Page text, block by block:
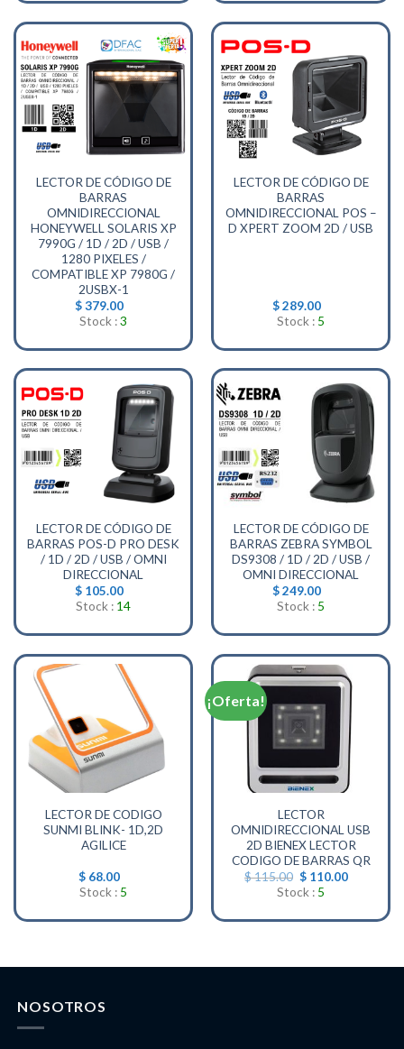
LECTOR DE CÓDIGO DE
BARRAS
OMNIDIRECCIONAL
HONEYWELL SOLARIS XP
7990G / 1D / 2D / USB /
1280 PIXELES /
COMPATIBLE XP 7980G /
2USBX-1
$379.00
Stock :3
LECTOR DE CÓDIGO DE
BARRAS
OMNIDIRECCIONAL POS –
D XPERT ZOOM 2D / USB
$289.00
Stock : 5
LECTOR DE CÓDIGO DE
BARRAS POS-D PRO DESK
/ 1D / 2D / USB / OMNI
DIRECCIONAL
$105.00
Stock : 14
LECTOR DE CÓDIGO DE
BARRAS ZEBRA SYMBOL
DS9308 / 1D / 2D / USB /
OMNI DIRECCIONAL
$249.00
Stock : 5
LECTOR DE CODIGO
SUNMI BLINK- 1D,2D
AGILICE
$68.00
Stock : 5
¡Oferta!
LECTOR
OMNIDIRECCIONAL USB
2D BIENEX LECTOR
CODIGO DE BARRAS QR
$115.00 El
precio
original
$ 115.00.
$ 110.00
$
Stock : 5
NOSOTROS